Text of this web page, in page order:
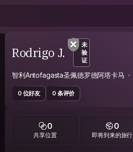
Rodrigo J.
未
验
证
智利Antofagasta圣佩德罗德阿塔卡马
0 位好友 0 条评价
0
共享位置
0
即将到来的旅行